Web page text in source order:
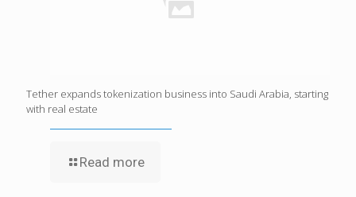
Tether expands tokenization business into Saudi Arabia, starting
with real estate
Read more